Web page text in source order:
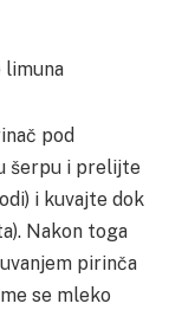
limuna
pod
šerpu i prelijte
i kuvajte dok
Nakon toga
pirinča
se mleko